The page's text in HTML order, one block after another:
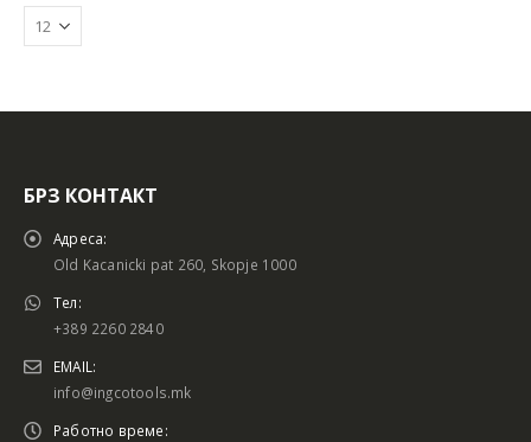
БРЗ КОНТАКТ
Адреса:
Old Kacanicki pat 260, Skopje 1000
Тел:
+389 2260 2840
EMAIL:
info@ingcotools.mk
Работно време: